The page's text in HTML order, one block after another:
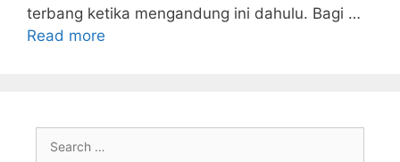
terbang ketika mengandung ini dahulu. Bagi …
Read more
for: